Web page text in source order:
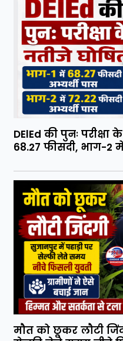
DElEd की पुनः
68.27 फीसदी, भाग-2
मौत को छूकर लौटी